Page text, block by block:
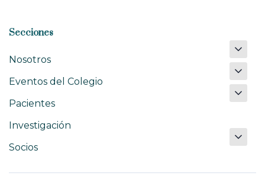
Secciones
Nosotros
Eventos del Colegio
Pacientes
Investigación
Socios